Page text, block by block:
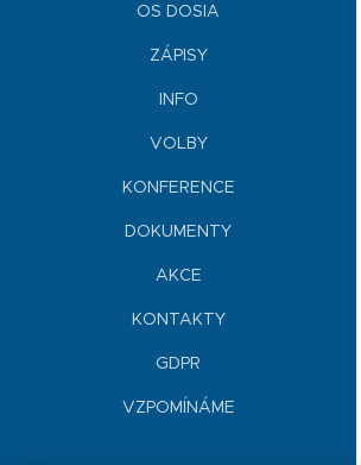
OS DOSIA
ZÁPISY
INFO
VOLBY
KONFERENCE
DOKUMENTY
AKCE
KONTAKTY
GDPR
VZPOMÍNÁME